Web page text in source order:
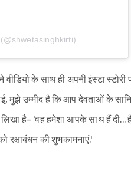
वीडियो के साथ ही अपनी इंस्टा
भाई, मुझे उम्मीद है कि आप देवताओं के
है- 'वह हमेशा आपके साथ हैं दी...
रक्षाबंधन की शुभकामनाएं.'